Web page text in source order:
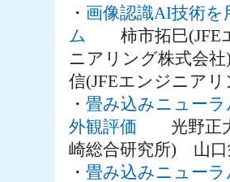
・ 画像認識AI技術
ム
柿市拓巳(JFE
ニアリング株式会
信(JFEエンジニア
・ 畳み込みニュー
外観評価 光野正大
崎総合研究所) 山
・ 畳み込みニュー